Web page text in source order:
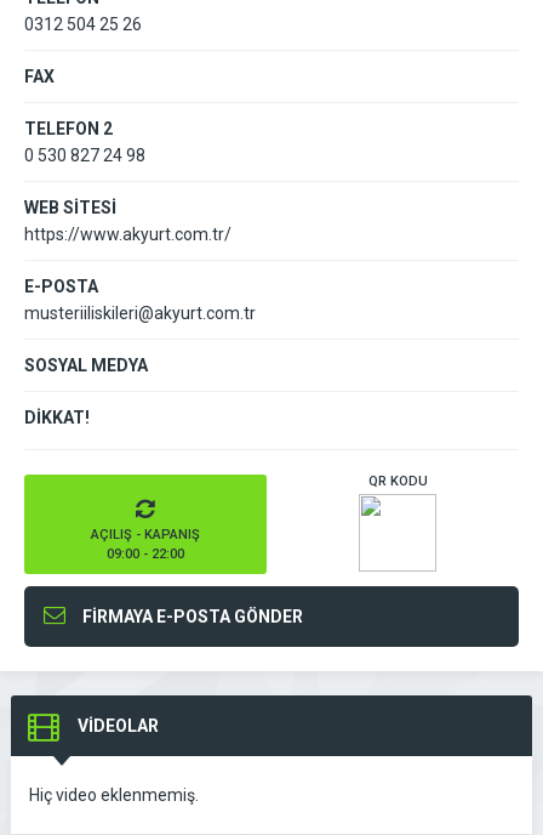
0312 504 25 26
FAX
TELEFON 2
0 530 827 24 98
WEB SİTESİ
https://www.akyurt.com.tr/
E-POSTA
musteriiliskileri@akyurt.com.tr
SOSYAL MEDYA
DİKKAT!
AÇILIŞ - KAPANIŞ
09:00 - 22:00
QR KODU
FİRMAYA E-POSTA GÖNDER
VİDEOLAR
Hiç video eklenmemiş.